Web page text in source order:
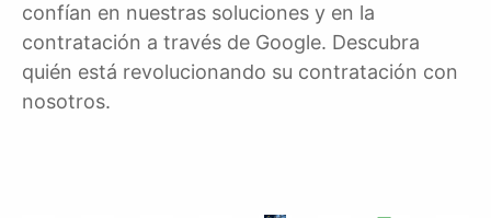
confían en nuestras soluciones y en la
contratación a través de Google. Descubra
quién está revolucionando su contratación con
nosotros.